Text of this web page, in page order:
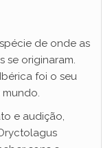
de onde as
se originaram.
foi o seu
e audição,